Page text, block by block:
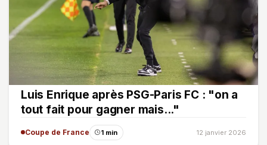
Luis Enrique après PSG-Paris FC : "on a
tout fait pour gagner mais..."
Coupe de France 1 min 12 janvier 2026